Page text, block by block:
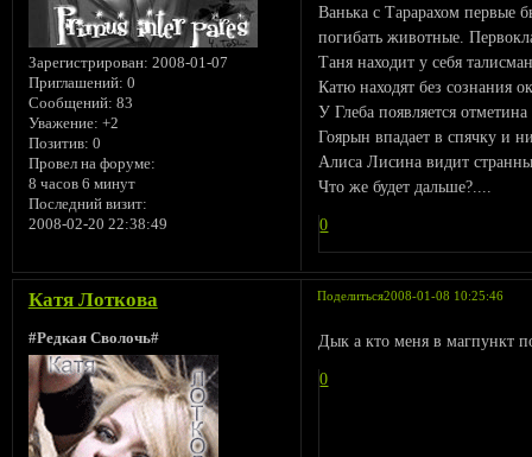
Зарегистрирован: 2008-01-07
Приглашений: 0
Сообщений: 83
Уважение: +2
Позитив: 0
Провел на форуме:
8 часов 6 минут
Последний визит:
2008-02-20 22:38:49
Ванька с Тарарахом первые
погибать животные.
Таня находит у себя
Катю находят без сознания
У Глеба появляется
Гоярын впадает в спячку и
Алиса Лисина видит
Что же будет дальше?....
0
Поделиться2008-01-08 10:25:46
Катя Лоткова
#Редкая Сволочь# Дык а кто меня в магпункт
0